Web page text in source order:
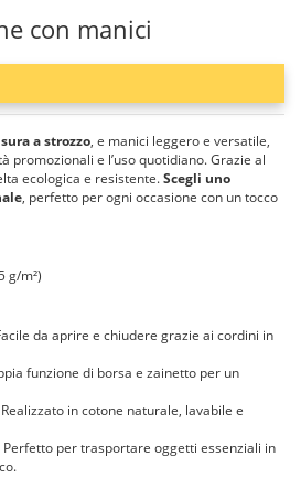
con manici
a strozzo, e manici leggero e versatile,
promozionali e l’uso quotidiano. Grazie al
ecologica e resistente.Scegli uno
, perfetto per ogni occasione con un tocco
g/m²)
da aprire e chiudere grazie ai cordini in
funzione di borsa e zainetto per un
Realizzato in cotone naturale, lavabile e
Perfetto per trasportare oggetti essenziali in